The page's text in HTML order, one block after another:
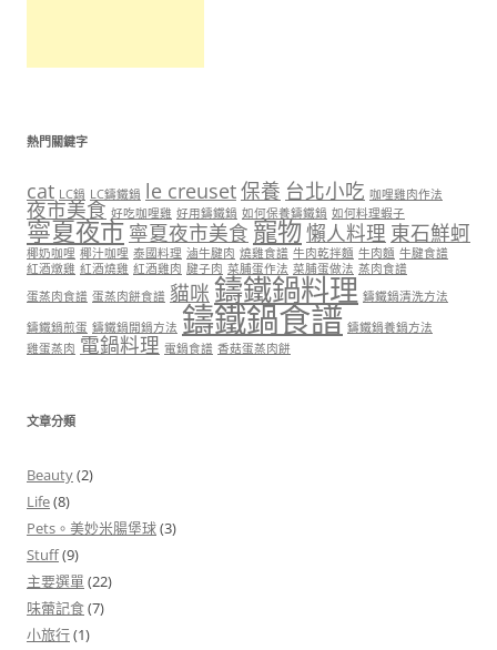
熱門關鍵字
cat LC鍋 LC鑄鐵鍋 le creuset保養 台北小吃 咖哩雞肉作法
夜市美食 好吃咖哩雞 好用鑄鐵鍋 如何保養鑄鐵鍋 如何料理蝦子
寧夏夜市 寧夏夜市美食 寵物懶人料理 東石鮮蚵
椰奶咖哩 椰汁咖哩 泰國料理 滷牛腱肉 燒雞食譜 牛肉乾拌麵 牛肉麵 牛腱食譜
紅酒燉雞 紅酒燒雞 紅酒雞肉 腱子肉 菜脯蛋作法 菜脯蛋做法 蒸肉食譜
蛋蒸肉食譜 蛋蒸肉餅食譜 貓咪 鑄鐵鍋料理 鑄鐵鍋清洗方法
鑄鐵鍋煎蛋 鑄鐵鍋開鍋方法 鑄鐵鍋食譜 鑄鐵鍋養鍋方法
雞蛋蒸肉 電鍋料理 電鍋食譜 香菇蛋蒸肉餅
文章分類
Beauty(2)
Life(8)
Pets。美妙米腸堡球(3)
Stuff(9)
主要選單(22)
味蕾記食(7)
小旅行(1)